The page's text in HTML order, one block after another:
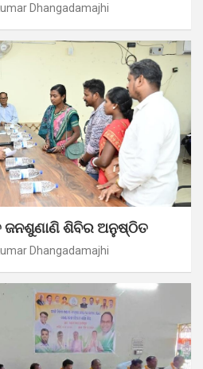
Dhangadamajhi
ଜନଶୁଣାଣି ଶିବିର ଅନୁଷ୍ଠିତ
Dhangadamajhi